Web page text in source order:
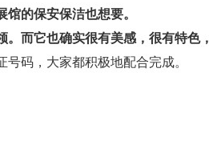
的保安保洁也想要。
而它也确实很有美感，很有特色
码，大家都积极地配合完成。